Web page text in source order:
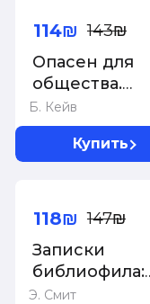
Б. Кейв
Опасен для
общества.
Судебный
психиатр о
заболеваниях,
преступное
114₪ 143₪
Купить
Э. Смит
Записки
библиофила:
Почему книги
118₪ 147₪